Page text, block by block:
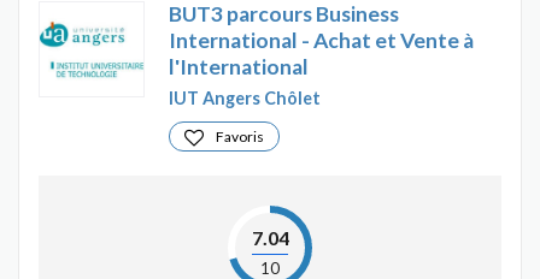
BUT3 parcours Business
International - Achat et Vente à
l'International
IUT Angers Chôlet
Favoris
7.04
10